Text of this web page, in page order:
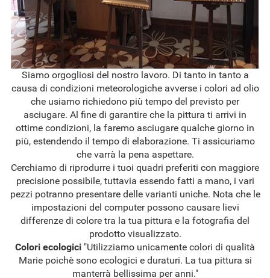
Siamo orgogliosi del nostro lavoro. Di tanto in tanto a
causa di condizioni meteorologiche avverse i colori ad olio
che usiamo richiedono più tempo del previsto per
asciugare. Al fine di garantire che la pittura ti arrivi in
ottime condizioni, la faremo asciugare qualche giorno in
più, estendendo il tempo di elaborazione. Ti assicuriamo
che varrà la pena aspettare.
Cerchiamo di riprodurre i tuoi quadri preferiti con maggiore
precisione possibile, tuttavia essendo fatti a mano, i vari
pezzi potranno presentare delle varianti uniche. Nota che le
impostazioni del computer possono causare lievi
differenze di colore tra la tua pittura e la fotografia del
prodotto visualizzato.
Colori ecologici "Utilizziamo unicamente colori di qualità
Marie poichè sono ecologici e duraturi. La tua pittura si
manterrà bellissima per anni."